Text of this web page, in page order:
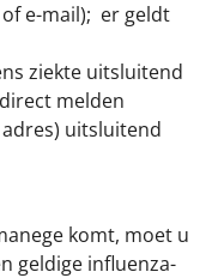
e-mail); er geldt
ziekte uitsluitend
melden
uitsluitend
komt, moet u
geldige influenza-